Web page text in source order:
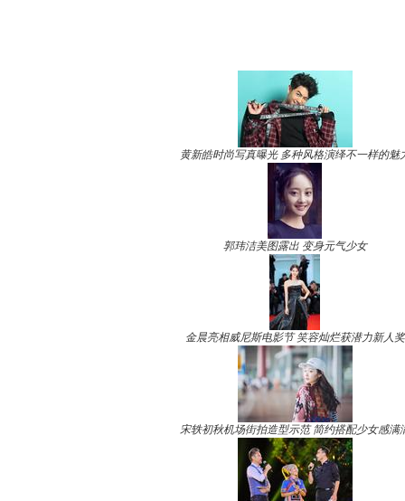
黄新皓时尚写真曝光 多种风格演绎不一样的魅
郭玮洁美图露出 变身元气少女
金晨亮相威尼斯电影节 笑容灿烂获潜力新人奖
宋轶初秋机场街拍造型示范 简约搭配少女感满